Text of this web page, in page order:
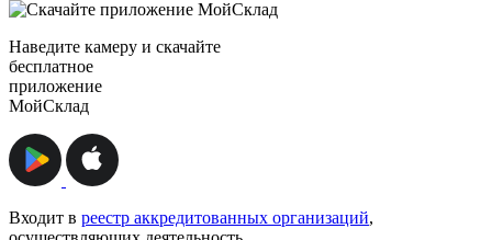
Наведите камеру и скачайте
бесплатное
приложение
МойСклад
Входит в реестр аккредитованных организаций,